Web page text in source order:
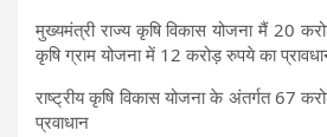
मुख्यमंत्री राज्य कृषि विकास योजना मैं 20
कृषि ग्राम योजना में 12 करोड़ रुपये का
राष्ट्रीय कृषि विकास योजना के अंतर्गत 67
प्रवाधान